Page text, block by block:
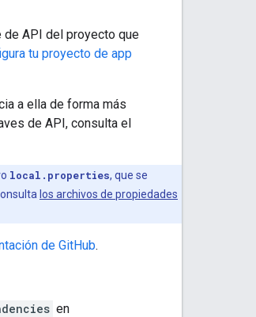
de API del proyecto que
tu proyecto de app
a ella de forma más
de API, consulta el
local.properties, que se
los archivos de propiedades
de GitHub.
en